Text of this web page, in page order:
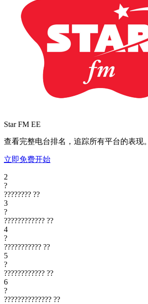
Star FM EE
查看完整电台排名，追踪所有平台的表现。
立即免费开始
2
?
???????? ??
3
?
???????????? ??
4
?
??????????? ??
5
?
???????????? ??
6
?
?????????????? ??